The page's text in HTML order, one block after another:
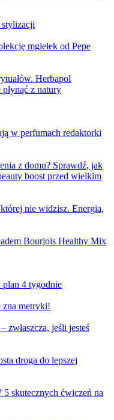
mgiełek od Pepe
Herbapol
z natury
w perfumach redaktorki
z domu? Sprawdź, jak
boost przed wielkim
nie widzisz. Energia,
Bourjois Healthy Mix
plan 4 tygodnie
zna metryki!
zwłaszcza, jeśli jesteś
droga do lepszej
skutecznych ćwiczeń na